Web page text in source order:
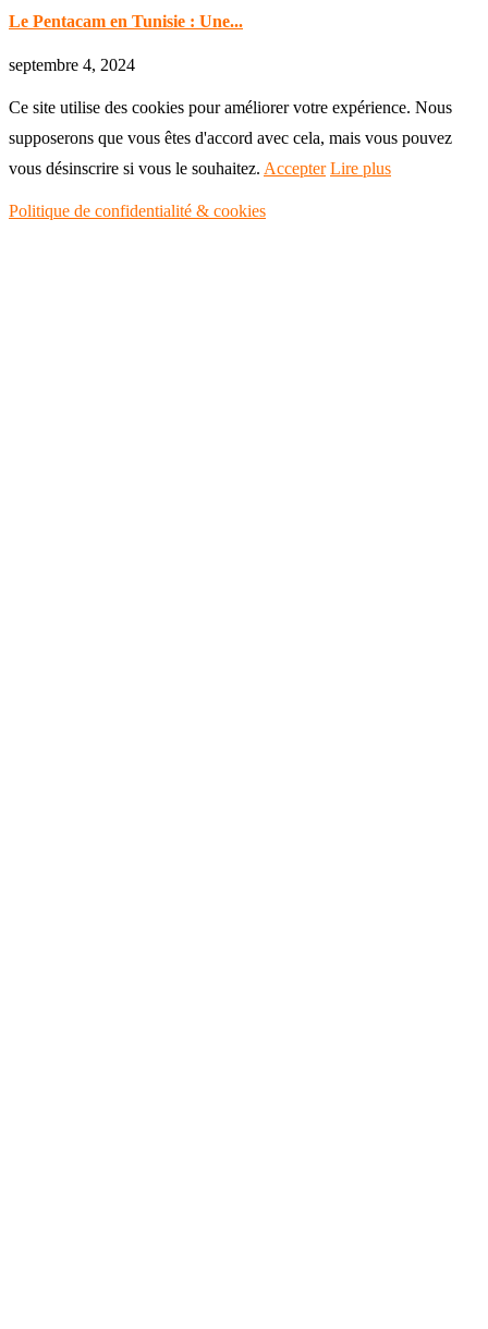
Le Pentacam en Tunisie : Une...
septembre 4, 2024
Ce site utilise des cookies pour améliorer votre expérience. Nous
supposerons que vous êtes d'accord avec cela, mais vous pouvez
vous désinscrire si vous le souhaitez. Accepter Lire plus
Politique de confidentialité & cookies